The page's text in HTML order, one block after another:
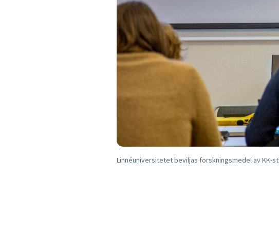
Linnéuniversitetet beviljas forskningsmedel av KK-